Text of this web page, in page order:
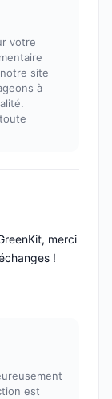
votre
site
à
merci
!
est